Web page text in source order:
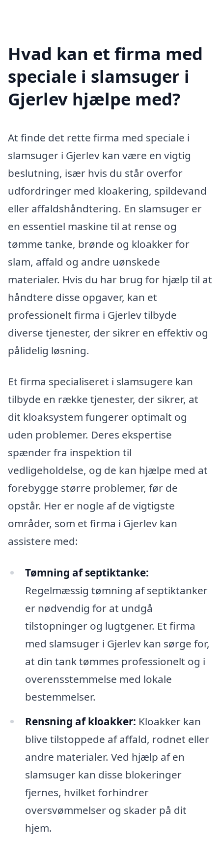
Hvad kan et firma med
speciale i slamsuger i
Gjerlev hjælpe med?
At finde det rette firma med speciale i
slamsuger i Gjerlev kan være en vigtig
beslutning, især hvis du står overfor
udfordringer med kloakering, spildevand
eller affaldshåndtering. En slamsuger er
en essentiel maskine til at rense og
tømme tanke, brønde og kloakker for
slam, affald og andre uønskede
materialer. Hvis du har brug for hjælp til at
håndtere disse opgaver, kan et
professionelt firma i Gjerlev tilbyde
diverse tjenester, der sikrer en effektiv og
pålidelig løsning.
Et firma specialiseret i slamsugere kan
tilbyde en række tjenester, der sikrer, at
dit kloaksystem fungerer optimalt og
uden problemer. Deres ekspertise
spænder fra inspektion til
vedligeholdelse, og de kan hjælpe med at
forebygge større problemer, før de
opstår. Her er nogle af de vigtigste
områder, som et firma i Gjerlev kan
assistere med:
Tømning af septiktanke:
Regelmæssig tømning af septiktanker
er nødvendig for at undgå
tilstopninger og lugtgener. Et firma
med slamsuger i Gjerlev kan sørge for,
at din tank tømmes professionelt og i
overensstemmelse med lokale
bestemmelser.
Rensning af kloakker: Kloakker kan
blive tilstoppede af affald, rodnet eller
andre materialer. Ved hjælp af en
slamsuger kan disse blokeringer
fjernes, hvilket forhindrer
oversvømmelser og skader på dit
hjem.